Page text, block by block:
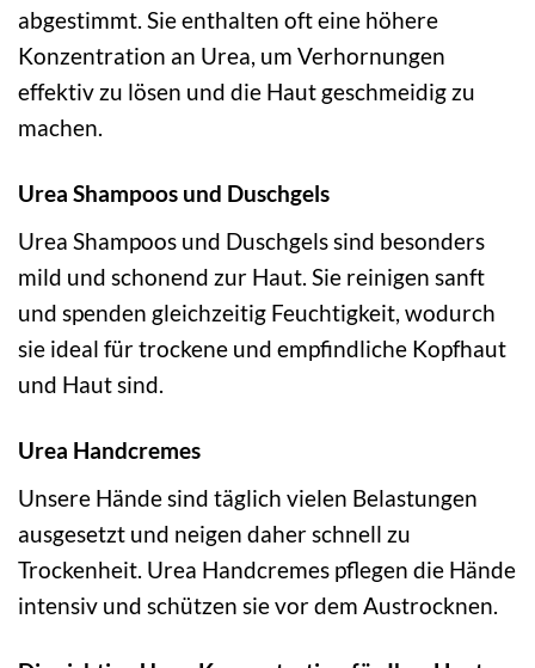
abgestimmt. Sie enthalten oft eine höhere
Konzentration an Urea, um Verhornungen
effektiv zu lösen und die Haut geschmeidig zu
machen.
Urea Shampoos und Duschgels
Urea Shampoos und Duschgels sind besonders
mild und schonend zur Haut. Sie reinigen sanft
und spenden gleichzeitig Feuchtigkeit, wodurch
sie ideal für trockene und empfindliche Kopfhaut
und Haut sind.
Urea Handcremes
Unsere Hände sind täglich vielen Belastungen
ausgesetzt und neigen daher schnell zu
Trockenheit. Urea Handcremes pflegen die Hände
intensiv und schützen sie vor dem Austrocknen.